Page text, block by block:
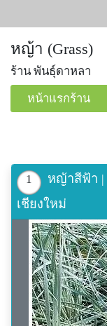
หญ้า (Grass)
ร้าน พันธุ์ดาหลา
หน้าแรกร้าน
1
หญ้าสีฟ้า |
เชียงใหม่